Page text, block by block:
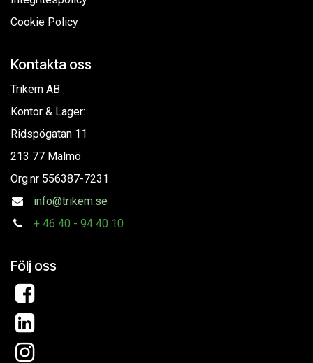
Cookie Policy
Kontakta oss
Trikem AB
Kontor & Lager:
Ridspögatan 11
213 77 Malmö
Org.nr 556387-7231
info@trikem.se
+ 46 40 - 94 40 10
Följ oss